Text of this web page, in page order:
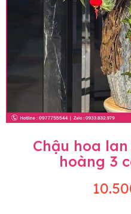
Chậu hoa
hoàng 3